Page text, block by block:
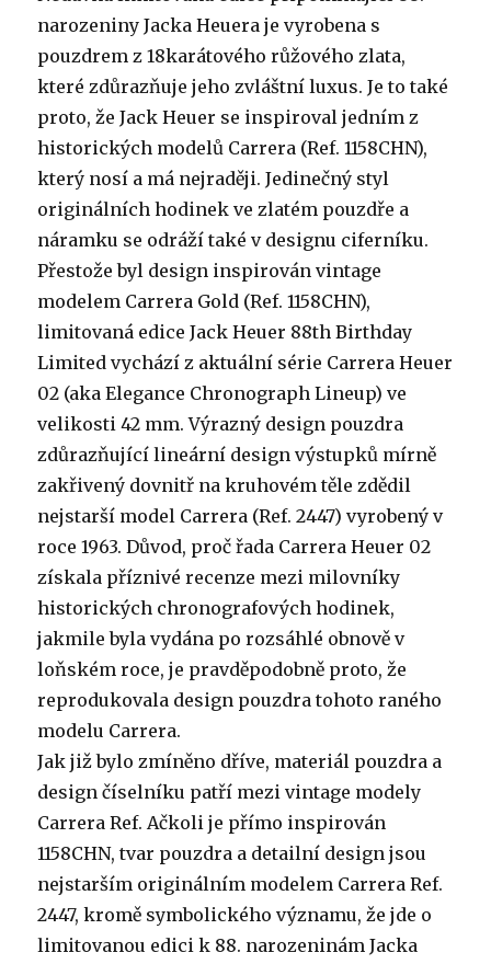
narozeniny Jacka Heuera je vyrobena s
pouzdrem z 18karátového růžového zlata,
které zdůrazňuje jeho zvláštní luxus. Je to také
proto, že Jack Heuer se inspiroval jedním z
historických modelů Carrera (Ref. 1158CHN),
který nosí a má nejraději. Jedinečný styl
originálních hodinek ve zlatém pouzdře a
náramku se odráží také v designu ciferníku.
Přestože byl design inspirován vintage
modelem Carrera Gold (Ref. 1158CHN),
limitovaná edice Jack Heuer 88th Birthday
Limited vychází z aktuální série Carrera Heuer
02 (aka Elegance Chronograph Lineup) ve
velikosti 42 mm. Výrazný design pouzdra
zdůrazňující lineární design výstupků mírně
zakřivený dovnitř na kruhovém těle zdědil
nejstarší model Carrera (Ref. 2447) vyrobený v
roce 1963. Důvod, proč řada Carrera Heuer 02
získala příznivé recenze mezi milovníky
historických chronografových hodinek,
jakmile byla vydána po rozsáhlé obnově v
loňském roce, je pravděpodobně proto, že
reprodukovala design pouzdra tohoto raného
modelu Carrera.
Jak již bylo zmíněno dříve, materiál pouzdra a
design číselníku patří mezi vintage modely
Carrera Ref. Ačkoli je přímo inspirován
1158CHN, tvar pouzdra a detailní design jsou
nejstarším originálním modelem Carrera Ref.
2447, kromě symbolického významu, že jde o
limitovanou edici k 88. narozeninám Jacka